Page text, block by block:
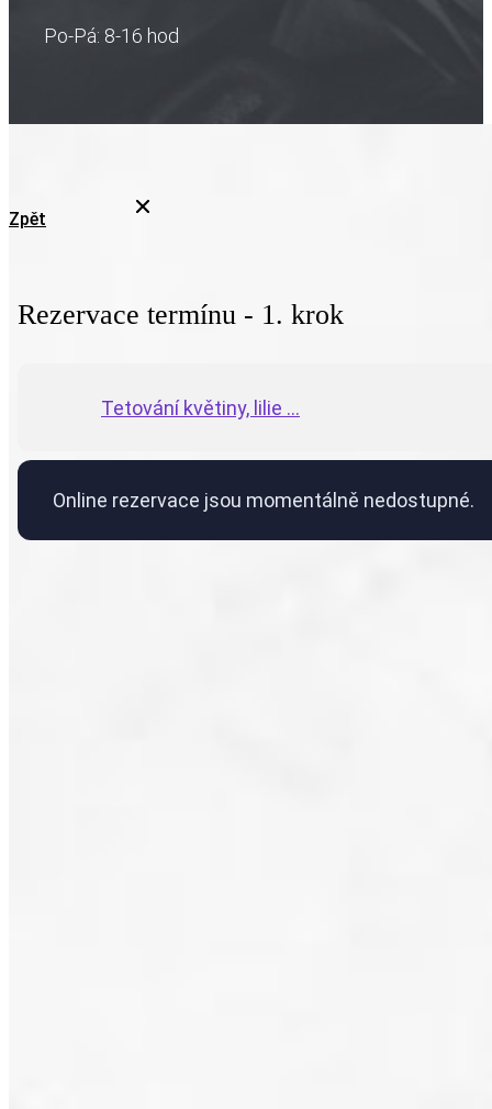
Po-Pá: 8-16 hod
Zpět
Rezervace termínu - 1. krok
Tetování květiny, lilie ...
Online rezervace jsou momentálně nedostupné.